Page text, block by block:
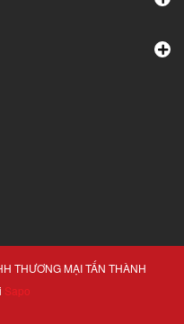
THƯƠNG MẠI TẤN THÀNH
Sapo